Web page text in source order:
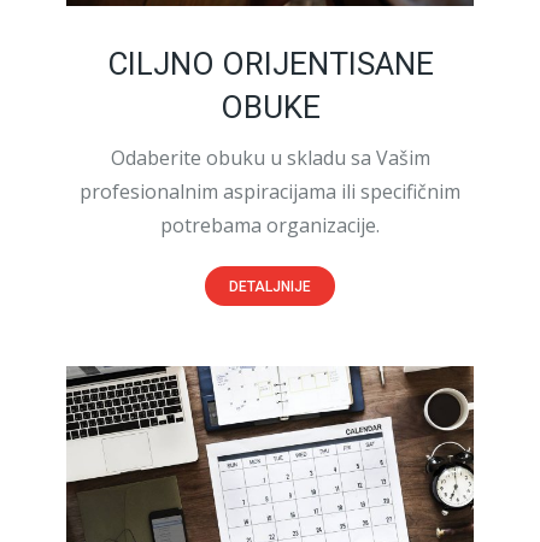
CILJNO ORIJENTISANE
OBUKE
Odaberite obuku u skladu sa Vašim
profesionalnim aspiracijama ili specifičnim
potrebama organizacije.
DETALJNIJE